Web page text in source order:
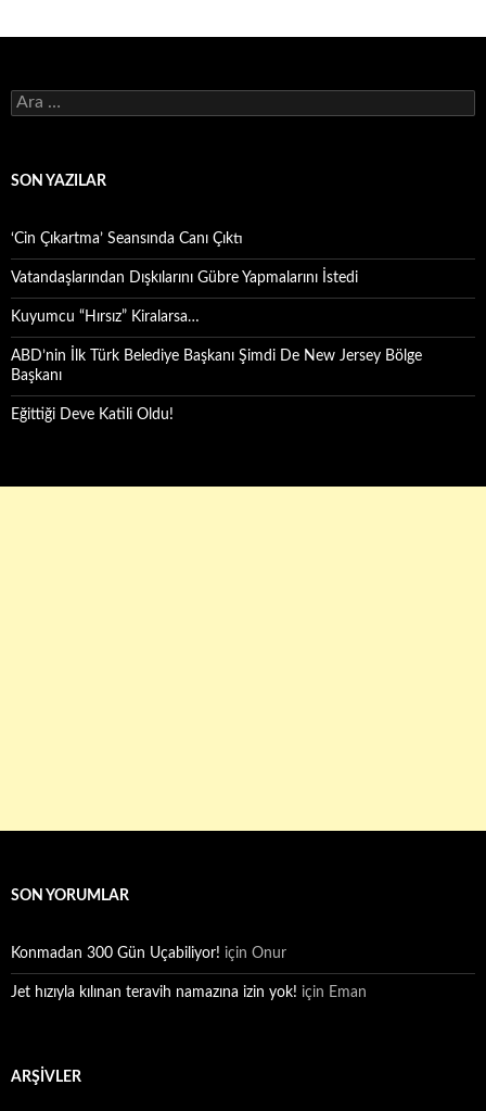
Arama:
SON YAZILAR
‘Cin Çıkartma’ Seansında Canı Çıktı
Vatandaşlarından Dışkılarını Gübre Yapmalarını İstedi
Kuyumcu “Hırsız” Kiralarsa…
ABD’nin İlk Türk Belediye Başkanı Şimdi De New Jersey Bölge
Başkanı
Eğittiği Deve Katili Oldu!
SON YORUMLAR
Konmadan 300 Gün Uçabiliyor! için Onur
Jet hızıyla kılınan teravih namazına izin yok! için Eman
ARŞIVLER